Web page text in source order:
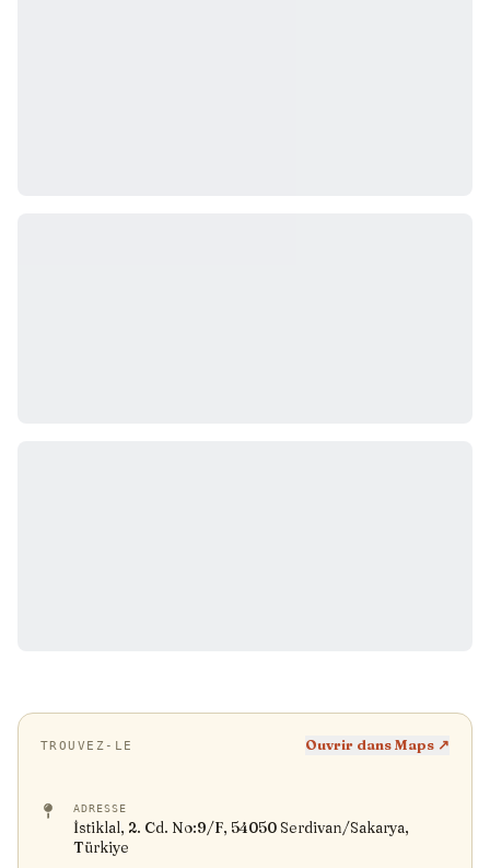
TROUVEZ-LE Ouvrir dans Maps ↗
ADRESSE
İstiklal, 2. Cd. No:9/F, 54050 Serdivan/Sakarya,
Türkiye